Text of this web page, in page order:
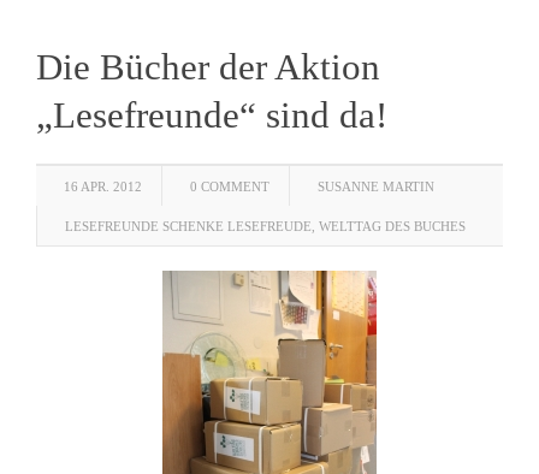
Die Bücher der Aktion
„Lesefreunde“ sind da!
16 APR. 2012 0 COMMENT SUSANNE MARTIN
LESEFREUNDE SCHENKE LESEFREUDE WELTTAG DES BUCHES